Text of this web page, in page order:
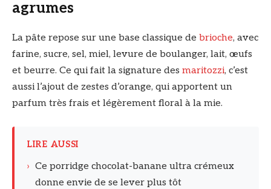
agrumes
La pâte repose sur une base classique de brioche, avec
farine, sucre, sel, miel, levure de boulanger, lait, œufs
et beurre. Ce qui fait la signature des maritozzi, c’est
aussi l’ajout de zestes d’orange, qui apportent un
parfum très frais et légèrement floral à la mie.
LIRE AUSSI
› Ce porridge chocolat-banane ultra crémeux
donne envie de se lever plus tôt